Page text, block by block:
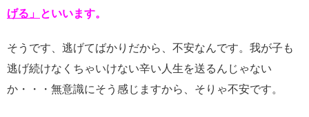
げる」 といいます。
そうです、逃げてばかりだから、不安なんです。我が子も
逃げ続けなくちゃいけない辛い人生を送るんじゃない
か・・・無意識にそう感じますから、そりゃ不安です。